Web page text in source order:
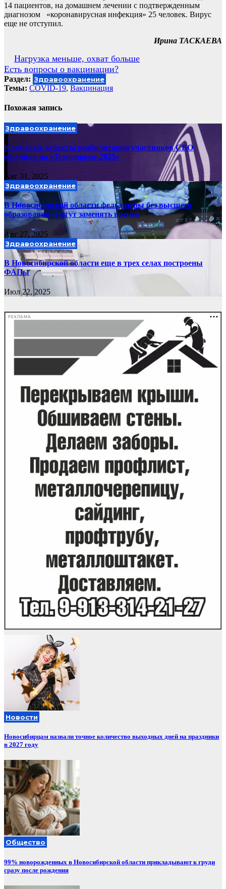
14 пациентов, на домашнем лечении с подтвержденным
диагнозом «коронавирусная инфекция» 25 человек. Вирус
еще не отступил.
Ирина ТАСКАЕВА
Навигация
по
записям
Нагрузка меньше, охват больше
Есть вопросы о вакцинации?
Раздел: Здравоохранение
Темы: COVID-19, Вакцинация
Похожая запись
Здравоохранение
Ключевые аспекты реабилитации участников СВО
обсудили на «Технопроме-2025»
Авг 31, 2025
Здравоохранение
В Новосибирской области фельдшеры без высшего
образования смогут заменять врачей
Авг 27, 2025
Здравоохранение
В Новосибирской области еще в трех селах построены
ФАПы
Июл 22, 2025
РЕКЛАМА
Новости
Новосибирцам назвали точное количество выходных дней на праздники
в 2027 году
Общество
99% новорожденных в Новосибирской области прикладывают к груди
сразу после рождения